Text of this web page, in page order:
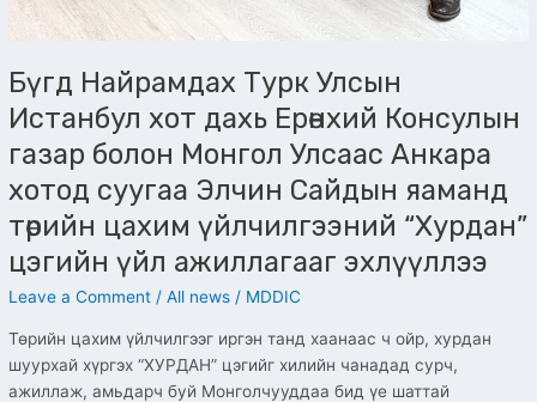
Бүгд Найрамдах Турк Улсын
Истанбул хот дахь Ерөнхий Консулын
газар болон Монгол Улсаас Анкара
хотод суугаа Элчин Сайдын яаманд
төрийн цахим үйлчилгээний “Хурдан”
цэгийн үйл ажиллагааг эхлүүллээ
Leave a Comment /All news / MDDIC
Төрийн цахим үйлчилгээг иргэн танд хаанаас ч ойр, хурдан
шуурхай хүргэх “ХУРДАН” цэгийг хилийн чанадад сурч,
ажиллаж, амьдарч буй Монголчууддаа бид үе шаттай
цахим
үйлчилгээний
“Хурдан”
цэгийн
үйл
ажиллагааг
эхлүүллээ